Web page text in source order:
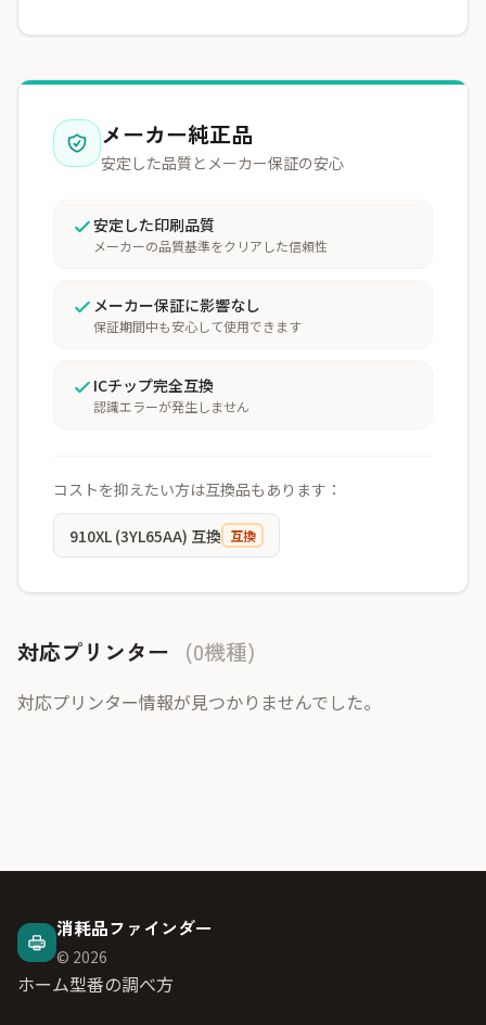
メーカー純正品
安定した品質とメーカー保証の安心
安定した印刷品質
メーカーの品質基準をクリアした信頼性
メーカー保証に影響なし
保証期間中も安心して使用できます
ICチップ完全互換
認識エラーが発生しません
コストを抑えたい方は互換品もあります：
910XL (3YL65AA) 互換 互換
対応プリンター (0機種)
対応プリンター情報が見つかりませんでした。
消耗品ファインダー
© 2026
ホーム型番の調べ方